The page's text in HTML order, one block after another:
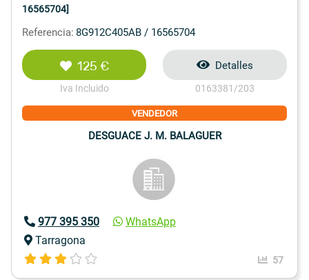
16565704]
Referencia: 8G912C405AB / 16565704
125 €
Iva Incluido
Detalles
0163381/203
VENDEDOR
DESGUACE J. M. BALAGUER
977 395 350
WhatsApp
Tarragona
57